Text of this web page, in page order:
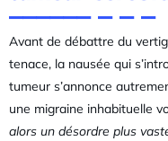
Avant de débattre du
tenace, la nausée qui
tumeur s’annonce
une migraine inhabituelle
alors un désordre plus